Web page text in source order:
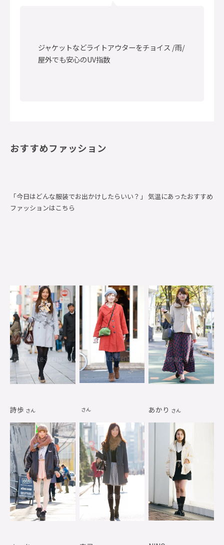
ジャケットなどライトアウターをチョイス /雨/
屋外でも安心のUV指数
おすすめファッション
「今日はどんな服装でお出かけしたらいい？」 気温にあったおすすめ
ファッションはこちら
詩歩 さん さん あかり さん